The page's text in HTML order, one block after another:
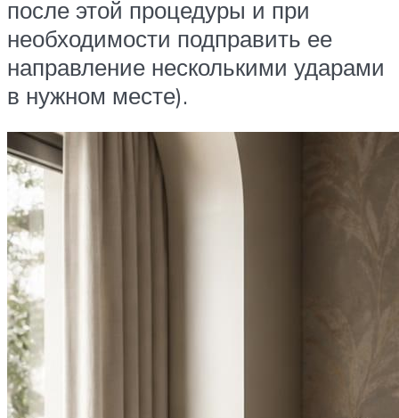
после этой процедуры и при
необходимости подправить ее
направление несколькими ударами
в нужном месте).